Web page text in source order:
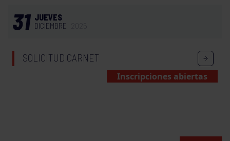
31 JUEVES
DICIEMBRE
SOLICITUD CARNET
Inscripciones abiertas